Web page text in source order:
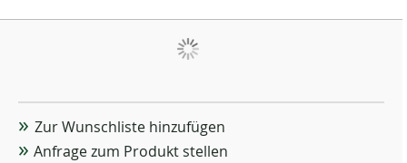
Zur Wunschliste hinzufügen
Anfrage zum Produkt stellen